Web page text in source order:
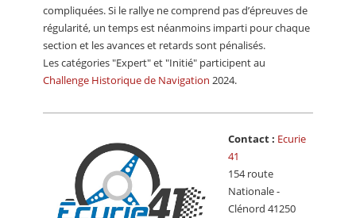
compliquées. Si le rallye ne comprend pas d’épreuves de
régularité, un temps est néanmoins imparti pour chaque
section et les avances et retards sont pénalisés.
Les catégories "Expert" et "Initié" participent au
Challenge Historique de Navigation 2024.
Contact : Ecurie
41
154 route
Nationale -
Clénord 41250